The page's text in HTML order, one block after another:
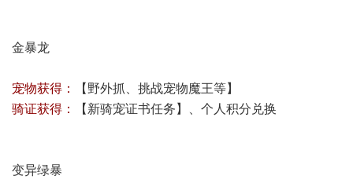
金暴龙
宠物获得：
【野外抓、挑战宠物魔王等】
骑证获得：
【 新骑宠证书任务 】、个人积分兑换
变异绿暴